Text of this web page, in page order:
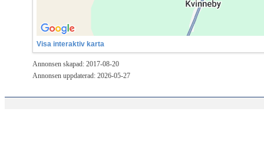
Visa interaktiv karta
Annonsen skapad: 2017-08-20
Annonsen uppdaterad: 2026-05-27